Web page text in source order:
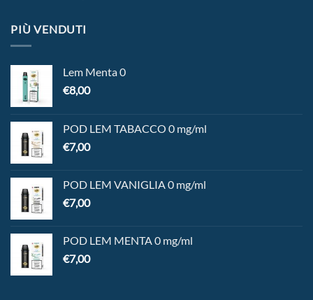
PIÙ VENDUTI
Lem Menta 0
€8,00
POD LEM TABACCO 0 mg/ml
€7,00
POD LEM VANIGLIA 0 mg/ml
€7,00
POD LEM MENTA 0 mg/ml
€7,00